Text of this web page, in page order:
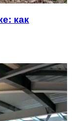
как